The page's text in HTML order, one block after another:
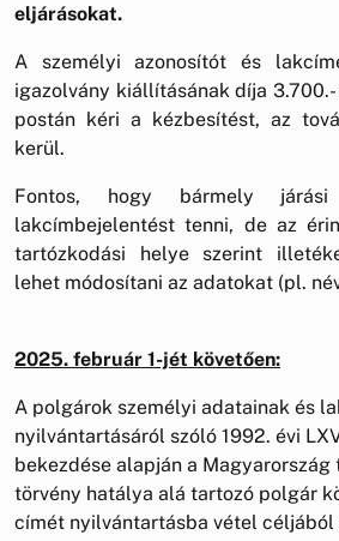
eljárásokat.
A személyi azonosítót és
igazolvány kiállításának díja
postán kéri a kézbesítést, az
kerül.
Fontos, hogy bármely
lakcímbejelentést tenni, de az
tartózkodási helye szerint
lehet módosítani az adatokat (pl.
2025. február 1-jét követően:
A polgárok személyi adatainak és
nyilvántartásáról szóló 1992. évi
bekezdése alapján a Magyarország
törvény hatálya alá tartozó polgár
címét nyilvántartásba vétel céljából